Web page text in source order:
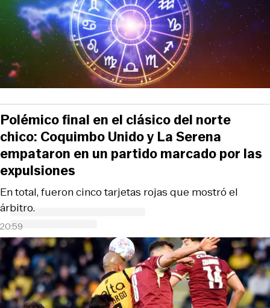
20:59
En total, fueron cinco tarjetas rojas que mostró el
árbitro.
Polémico final en el clásico del norte
chico: Coquimbo Unido y La Serena
empataron en un partido marcado por las
expulsiones